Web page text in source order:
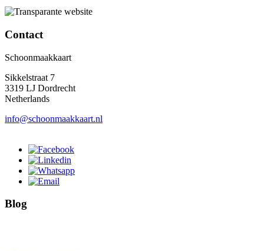
Contact
Schoonmaakkaart
Sikkelstraat 7
3319 LJ Dordrecht
Netherlands
info@schoonmaakkaart.nl
Blog